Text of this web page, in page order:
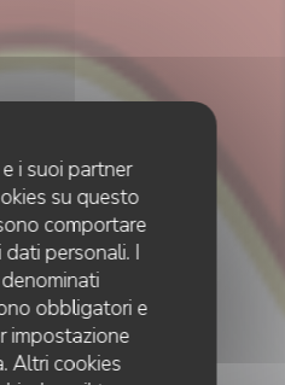
i suoi partner
su questo
comportare
personali. I
obbligatori e
impostazione
Altri cookies